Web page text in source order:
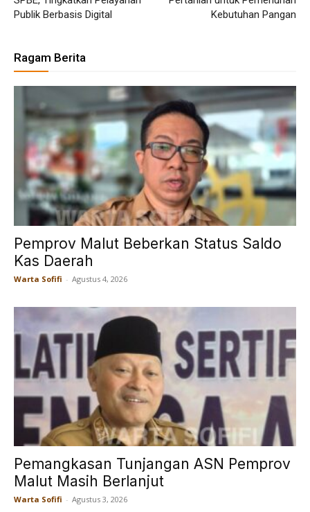
Publik Berbasis Digital
Kebutuhan Pangan
Ragam Berita
Pemprov Malut Beberkan Status Saldo
Kas Daerah
Warta Sofifi - Agustus 4, 2026
Pemangkasan Tunjangan ASN Pemprov
Malut Masih Berlanjut
Warta Sofifi - Agustus 3, 2026